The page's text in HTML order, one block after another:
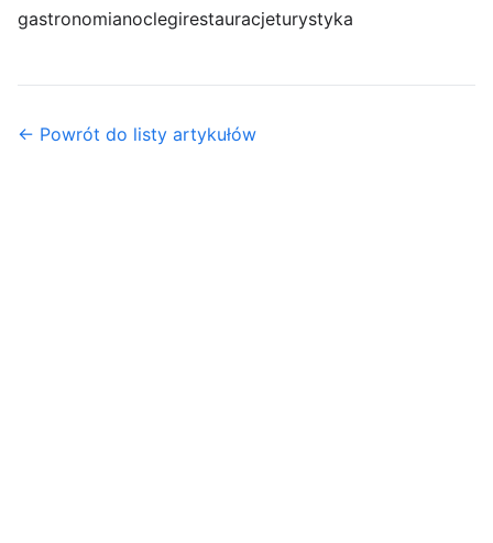
gastronomianoclegirestauracjeturystyka
← Powrót do listy artykułów